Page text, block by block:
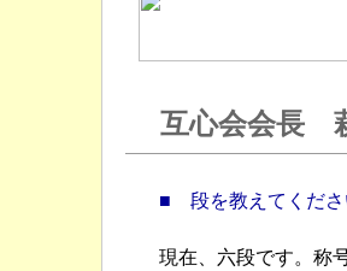
互心会会長
■ 段を教えてくださ
現在、六段です。称